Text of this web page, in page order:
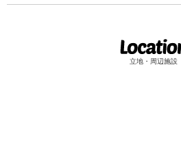
立地・周辺施設